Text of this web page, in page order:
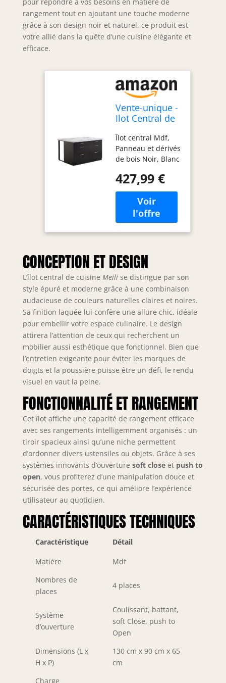
rangement tout en ajoutant une touche moderne
grâce à son design noir et naturel, ce produit est
votre allié dans la quête d’une cuisine élégante et
efficace.
Vente-unique -
Ilot Central de
tiroirs en MDF
et métal - Noir
et Effet Marbre
Blanc -
ALEGRITA
Îlot central Mdf,
Panneau et dérivés
de bois Noir, Blanc
cuisine ALEGRITA
avec 6 tiroirs -
Matière : MDF et
métal - Coloris :
Noir et Effet
marbre blanc -
Contemporain -
Dimensions : L126
x P104 x H80 cm -
Octroyez-vous un
moment de
partage autour de
ALEGRITA !
Rangement
disponible : Tiroir
Effet marbre
tendance,
Finition mélaminée
résistante,
Emplacement pour
2 assises Ce
produit est pensé
pour apporter
satisfaction grâce à
son excellent
rapport qualité-
livraison rapide.
427,99 €
CONCEPTION ET DESIGN
L’îlot central de cuisine Meilise distingue par son
style épuré et moderne grâce à une combinaison
audacieuse de couleurs naturelles claires et noires.
Sa finition laquée lui confère une allure chic, idéale
pour embellir votre espace culinaire. Le design
attirera l’attention de ceux qui recherchent un
mobilier aussi esthétique que fonctionnel. Bien que
l’entretien exigeante pour éviter les marques de
doigts et la poussière puisse être un défi, le rendu
visuel en vaut la peine.
FONCTIONNALITÉ ET RANGEMENT
Cet îlot affiche une capacité de rangement efficace
avec ses rangements intelligemment organisés : un
tiroir spacieux ainsi qu’une niche permettent
d’ordonner divers ustensiles ou objets. Grâce à ses
systèmes innovants d’ouverture soft closeet push to
open, vous profiterez d’une manipulation douce et
sécurisée des portes, ce qui améliore l’expérience
utilisateur au quotidien.
CARACTÉRISTIQUES TECHNIQUES
Caractéristique Détail
Matière
Mdf
Nombres de
places
4 places
Système
d’ouverture
Coulissant, battant,
soft Close, push to
Open
Dimensions (L x
H x P)
130 cm x 90 cm x 65
cm
Charge